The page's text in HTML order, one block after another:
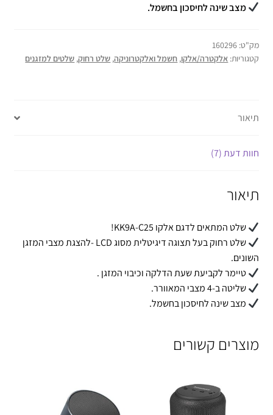
מצב שינה לחיסכון בחשמל.
מק"ט: 160296
קטגוריות: אלקטרה/אלקו, חשמל ואלקטרוניקה, שלט רחוק, שלטים למזגנים
תיאור
חוות דעת (7)
תיאור
שלט המתאים לדגם אלקו KK9A-C25!
שלט רחוק בעל תצוגה דיגיטלית מסוג LCD -להצגת מצבי המזגן
השונים.
טיימר לקביעת שעת הדלקה וכיבוי המזגן .
שליטה ב-4 מצבי המאוורר.
מצב שינה לחיסכון בחשמל.
מוצרים קשורים